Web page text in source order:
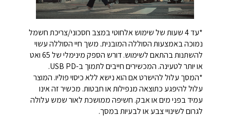
*עד 4 שעות של שימוש אלחוטי במצב חסכוני/צריכת חשמל
נמוכה באמצעות הסוללה המובנית. משך חיי הסוללה עשוי
להשתנות בהתאם לשימוש. דורש הספק מינימלי של 65 ואט
או יותר לטעינה. המכשירים חייבים לתמוך ב-USB PD.
*המסך עלול להישרט אם הוא נישא ללא כיסוי פוליו. המוצר
עלול להיפגע כתוצאה מנפילות או חבטות. מכשיר זה אינו
עמיד בפני מים או אבק. חשיפה ממושכת לאור שמש עלולה
לגרום לשינויי צבע או לבעיות במסך.